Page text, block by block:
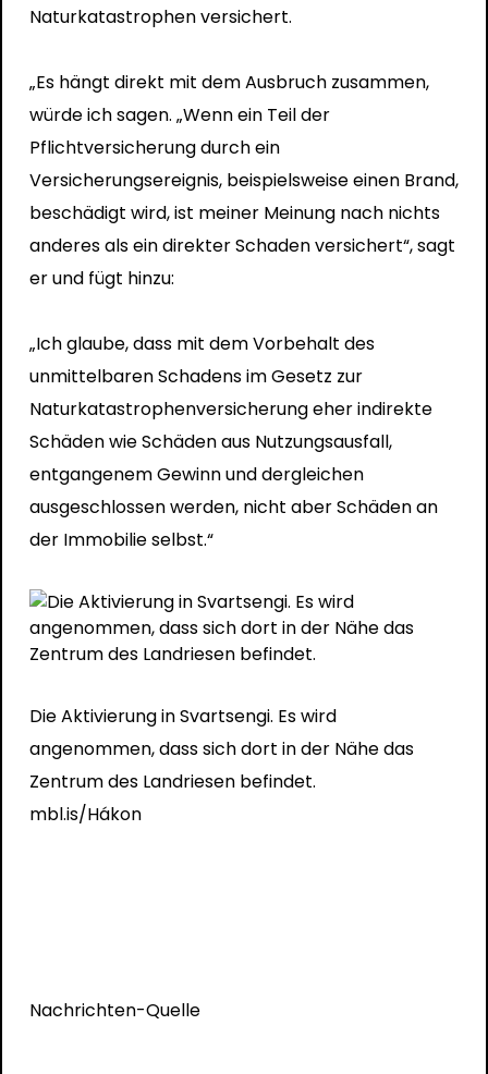
Naturkatastrophen versichert.
„Es hängt direkt mit dem Ausbruch zusammen,
würde ich sagen. „Wenn ein Teil der
Pflichtversicherung durch ein
Versicherungsereignis, beispielsweise einen Brand,
beschädigt wird, ist meiner Meinung nach nichts
anderes als ein direkter Schaden versichert“, sagt
er und fügt hinzu:
„Ich glaube, dass mit dem Vorbehalt des
unmittelbaren Schadens im Gesetz zur
Naturkatastrophenversicherung eher indirekte
Schäden wie Schäden aus Nutzungsausfall,
entgangenem Gewinn und dergleichen
ausgeschlossen werden, nicht aber Schäden an
der Immobilie selbst.“
Die Aktivierung in Svartsengi. Es wird
angenommen, dass sich dort in der Nähe das
Zentrum des Landriesen befindet.
mbl.is/Hákon
Nachrichten-Quelle